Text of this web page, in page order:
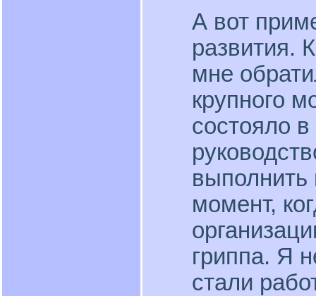
А вот
развития.
мне
крупного
состояло
выполнить
момент,
гриппа. Я
стали